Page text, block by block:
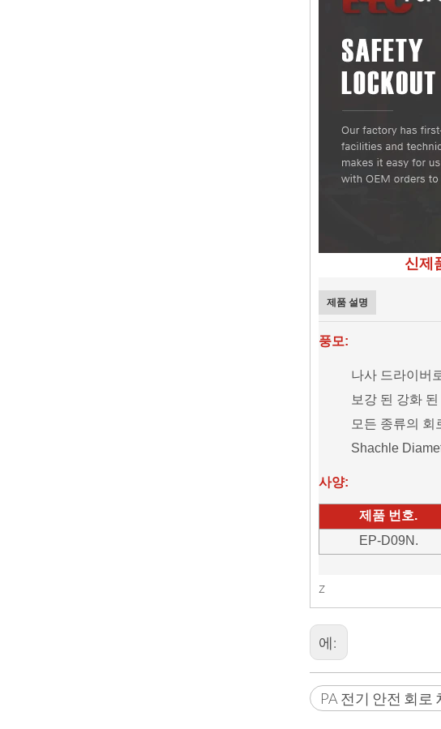
신제
제품 설명
풍모:
나사 드라이버
보강 된 강화 된
모든 종류의 회
Shachle
사양:
제품 번호.
EP-D09N.
z
에:
PA 전기 안전 회로